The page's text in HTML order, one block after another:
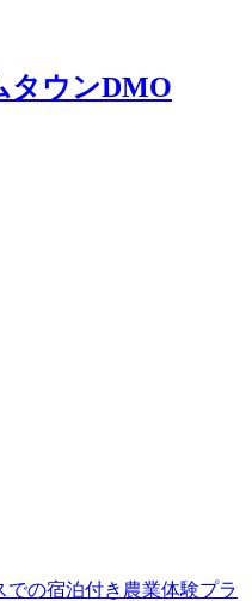
での宿泊付き農業体験プラ